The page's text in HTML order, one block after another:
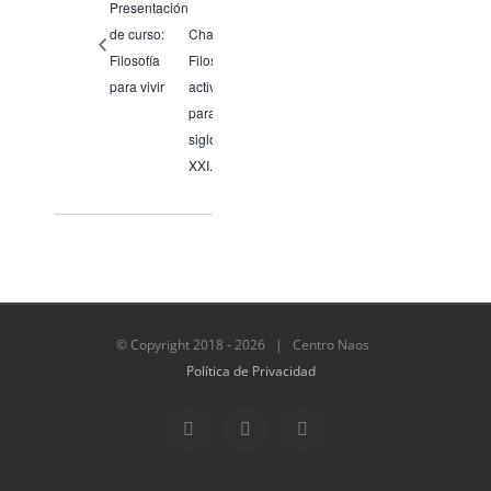
Presentación
de curso:
Filosofía
para vivir
Charla:
Filosofía
activa
para el
siglo
XXI.
© Copyright 2018 -2026 | Centro Naos
Política de Privacidad
Facebook Twitter